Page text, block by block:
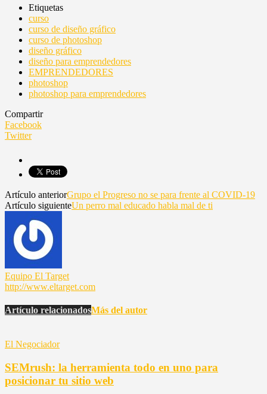
Etiquetas
curso
curso de diseño gráfico
curso de photoshop
diseño gráfico
diseño para emprendedores
EMPRENDEDORES
photoshop
photoshop para emprendedores
Compartir
Facebook
Twitter
Artículo anteriorGrupo el Progreso no se para frente al COVID-19
Artículo siguienteUn perro mal educado habla mal de ti
Equipo El Target
http://www.eltarget.com
Artículo relacionadosMás del autor
El Negociador
SEMrush: la herramienta todo en uno para
posicionar tu sitio web